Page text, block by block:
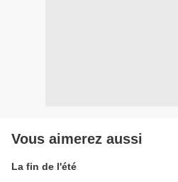
Vous aimerez aussi
La fin de l'été